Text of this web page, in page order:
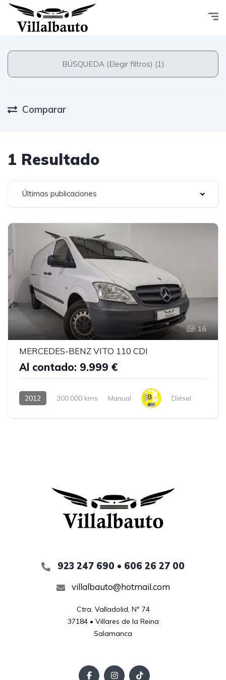
BÚSQUEDA (Elegir filtros) (1)
Comparar
1 Resultado
Últimas publicaciones
16
MERCEDES-BENZ VITO 110 CDI
Al contado: 9.999 €
2012 300.000 kms Manual Diésel
923 247 690 • 606 26 27 00
villalbauto@hotmail.com
Ctra. Valladolid, Nº 74
37184 • Villares de la Reina
Salamanca